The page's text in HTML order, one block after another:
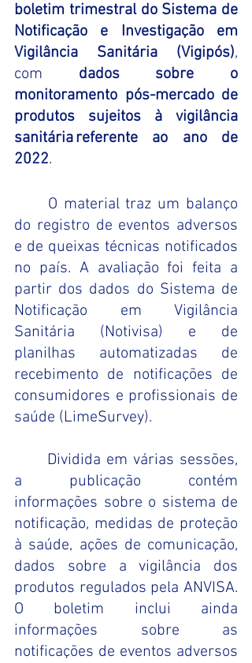
boletim trimestral do Sistema de
Notificação e Investigação em
Vigilância Sanitária (Vigipós),
com dados sobre o
monitoramento pós-mercado de
produtos sujeitos à vigilância
sanitária referente ao ano de
2022.
O material traz um balanço
do registro de eventos adversos
e de queixas técnicas notificados
no país. A avaliação foi feita a
partir dos dados do Sistema de
Notificação em Vigilância
Sanitária (Notivisa) e de
planilhas automatizadas de
recebimento de notificações de
consumidores e profissionais de
saúde (LimeSurvey).
Dividida em várias sessões,
a publicação contém
informações sobre o sistema de
notificação, medidas de proteção
à saúde, ações de comunicação,
dados sobre a vigilância dos
produtos regulados pela ANVISA.
O boletim inclui ainda
informações sobre as
notificações de eventos adversos